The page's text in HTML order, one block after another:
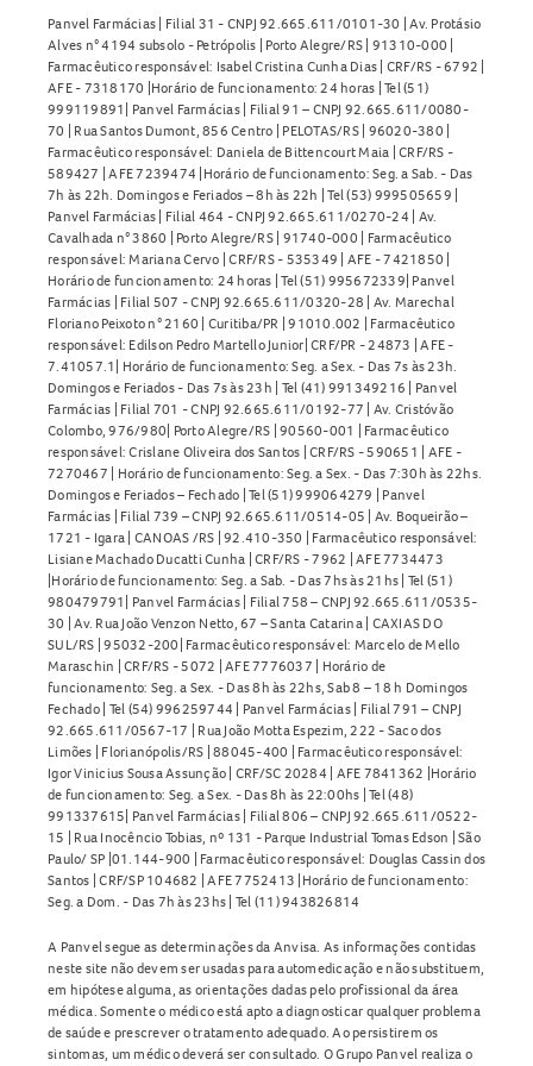
Cuidados ao usar o Lubip 80mg
Antes de iniciar o tratamento, informe ao médico se você
possui ou já apresentou:
Psicose relacionada à demência;
Síndrome neuroléptica maligna;
Discinesia tardia;
Leucopenia ou neutropenia;
Pensamentos ou comportamentos suicidas;
Diabetes ou glicemia elevada;
Níveis elevados de colesterol ou triglicerídeos;
Pressão arterial baixa;
Problemas cardíacos;
AVC ou outras doenças vasculares cerebrais;
Convulsões;
Problemas hepáticos ou renais.
O medicamento pode causar sonolência, tontura,
desmaios ou perda da consciência. Por esse motivo, o
paciente não deve dirigir veículos, operar máquinas ou
realizar atividades perigosas até saber como reage ao
tratamento.
O uso durante a gravidez ou amamentação deve ocorrer
somente após avaliação médica dos riscos e benefícios.
O medicamento não é recomendado para crianças menores
de 13 anos.
Interações medicamentosas com oLubip 80mg
Lubip 80mgpode interagir com diversos medicamentos.
Medicamentos que atuam no sistema nervoso central;
Medicamentos para pressão arterial;
Levodopa e outros medicamentos para doença de
Panvel Farmácias | Filial 31 - CNPJ 92.665.611/0101-30 | Av. Protásio
Alves n° 4194 subsolo - Petrópolis | Porto Alegre/RS | 91310-000 |
Farmacêutico responsável: Isabel Cristina Cunha Dias | CRF/RS - 6792 |
AFE - 7318170 |Horário de funcionamento: 24 horas | Tel (51)
999119891| Panvel Farmácias | Filial 91 – CNPJ 92.665.611/0080-
70 | Rua Santos Dumont, 856 Centro | PELOTAS/RS | 96020-380 |
Farmacêutico responsável: Daniela de Bittencourt Maia | CRF/RS -
589427 | AFE 7239474 |Horário de funcionamento: Seg. a Sab. - Das
7h às 22h. Domingos e Feriados – 8h às 22h | Tel (53) 999505659 |
Panvel Farmácias | Filial 464 - CNPJ 92.665.611/0270-24 | Av.
Cavalhada n° 3860 | Porto Alegre/RS | 91740-000 | Farmacêutico
responsável: Mariana Cervo | CRF/RS - 535349 | AFE - 7421850 |
Horário de funcionamento: 24 horas | Tel (51) 995672339| Panvel
Farmácias | Filial 507 - CNPJ 92.665.611/0320-28 | Av. Marechal
Floriano Peixoto n° 2160 | Curitiba/PR | 91010.002 | Farmacêutico
responsável: Edilson Pedro Martello Junior| CRF/PR - 24873 | AFE -
7.41057.1| Horário de funcionamento: Seg. a Sex. - Das 7s às 23h.
Domingos e Feriados - Das 7s às 23h | Tel (41) 991349216 | Panvel
Farmácias | Filial 701 - CNPJ 92.665.611/0192-77 | Av. Cristóvão
Colombo, 976/980| Porto Alegre/RS | 90560-001 | Farmacêutico
responsável: Crislane Oliveira dos Santos | CRF/RS - 590651 | AFE -
7270467 | Horário de funcionamento: Seg. a Sex. - Das 7:30h às 22hs.
Domingos e Feriados – Fechado | Tel (51) 999064279 | Panvel
Farmácias | Filial 739 – CNPJ 92.665.611/0514-05 | Av. Boqueirão –
1721 - Igara | CANOAS /RS | 92.410-350 | Farmacêutico responsável:
Lisiane Machado Ducatti Cunha | CRF/RS - 7962 | AFE 7734473
|Horário de funcionamento: Seg. a Sab. - Das 7hs às 21hs | Tel (51)
980479791| Panvel Farmácias | Filial 758 – CNPJ 92.665.611/0535-
30 | Av. Rua João Venzon Netto, 67 – Santa Catarina | CAXIAS DO
SUL/RS | 95032-200| Farmacêutico responsável: Marcelo de Mello
Maraschin | CRF/RS - 5072 | AFE 7776037 | Horário de
funcionamento: Seg. a Sex. - Das 8h às 22hs, Sab 8 – 18 h Domingos
Fechado | Tel (54) 996259744 | Panvel Farmácias | Filial 791 – CNPJ
92.665.611/0567-17 | Rua João Motta Espezim, 222 - Saco dos
Limões | Florianópolis/RS | 88045-400 | Farmacêutico responsável:
Igor Vinicius Sousa Assunção | CRF/SC 20284 | AFE 7841362 |Horário
de funcionamento: Seg. a Sex. - Das 8h às 22:00hs | Tel (48)
991337615| Panvel Farmácias | Filial 806 – CNPJ 92.665.611/0522-
15 | Rua Inocêncio Tobias, nº 131 - Parque Industrial Tomas Edson | São
Paulo/ SP |01.144-900 | Farmacêutico responsável: Douglas Cassin dos
Santos | CRF/SP 104682 | AFE 7752413 |Horário de funcionamento:
Seg. a Dom. - Das 7h às 23hs | Tel (11) 943826814
A Panvel segue as determinações da Anvisa. As informações contidas
neste site não devem ser usadas para automedicação e não substituem,
em hipótese alguma, as orientações dadas pelo profissional da área
médica. Somente o médico está apto a diagnosticar qualquer problema
de saúde e prescrever o tratamento adequado. Ao persistirem os
sintomas, um médico deverá ser consultado. O Grupo Panvel realiza o